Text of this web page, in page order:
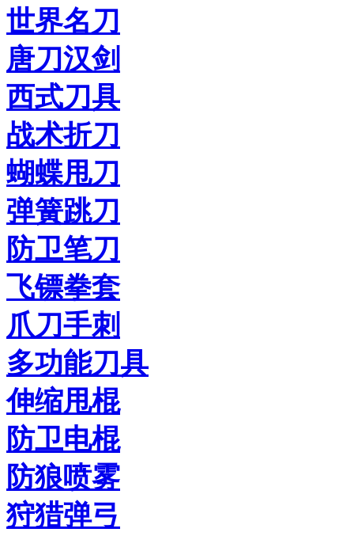
世界名刀
唐刀汉剑
西式刀具
战术折刀
蝴蝶甩刀
弹簧跳刀
防卫笔刀
飞镖拳套
爪刀手刺
多功能刀具
伸缩甩棍
防卫电棍
防狼喷雾
狩猎弹弓